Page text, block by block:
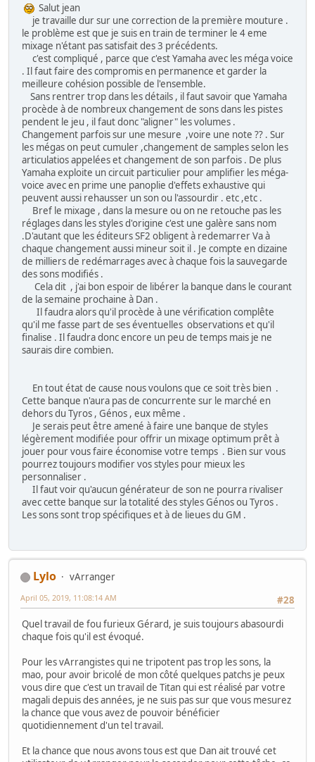
Salut jean
je travaille dur sur une correction de la première mouture .
le problème est que je suis en train de terminer le 4 eme
mixage n'étant pas satisfait des 3 précédents.
c'est compliqué , parce que c'est Yamaha avec les méga voice
. Il faut faire des compromis en permanence et garder la
meilleure cohésion possible de l'ensemble.
Sans rentrer trop dans les détails , il faut savoir que Yamaha
procède à de nombreux changement de sons dans les pistes
pendent le jeu , il faut donc "aligner" les volumes .
Changement parfois sur une mesure ,voire une note ?? . Sur
les mégas on peut cumuler ,changement de samples selon les
articulatios appelées et changement de son parfois . De plus
Yamaha exploite un circuit particulier pour amplifier les méga-
voice avec en prime une panoplie d'effets exhaustive qui
peuvent aussi rehausser un son ou l'assourdir . etc ,etc .
Bref le mixage , dans la mesure ou on ne retouche pas les
réglages dans les styles d'origine c'est une galère sans nom
.D'autant que les éditeurs SF2 obligent à redemarrer Va à
chaque changement aussi mineur soit il . Je compte en dizaine
de milliers de redémarrages avec à chaque fois la sauvegarde
des sons modifiés .
Cela dit , j'ai bon espoir de libérer la banque dans le courant
de la semaine prochaine à Dan .
Il faudra alors qu'il procède à une vérification complête
qu'il me fasse part de ses éventuelles observations et qu'il
finalise . Il faudra donc encore un peu de temps mais je ne
saurais dire combien.
En tout état de cause nous voulons que ce soit très bien .
Cette banque n'aura pas de concurrente sur le marché en
dehors du Tyros , Génos , eux même .
Je serais peut être amené à faire une banque de styles
légèrement modifiée pour offrir un mixage optimum prêt à
jouer pour vous faire économise votre temps . Bien sur vous
pourrez toujours modifier vos styles pour mieux les
personnaliser .
Il faut voir qu'aucun générateur de son ne pourra rivaliser
avec cette banque sur la totalité des styles Génos ou Tyros .
Les sons sont trop spécifiques et à de lieues du GM .
Lylo
vArranger
#28
April 05, 2019, 11:08:14 AM
Quel travail de fou furieux Gérard, je suis toujours abasourdi
chaque fois qu'il est évoqué.
Pour les vArrangistes qui ne tripotent pas trop les sons, la
mao, pour avoir bricolé de mon côté quelques patchs je peux
vous dire que c'est un travail de Titan qui est réalisé par votre
magali depuis des années, je ne suis pas sur que vous mesurez
la chance que vous avez de pouvoir bénéficier
quotidiennement d'un tel travail.
Et la chance que nous avons tous est que Dan ait trouvé cet